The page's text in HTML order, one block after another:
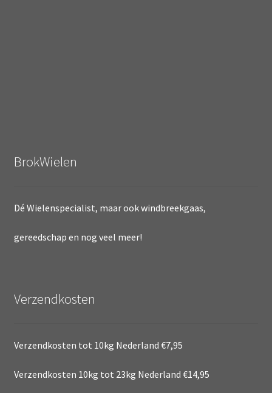
BrokWielen
Dé Wielenspecialist, maar ook windbreekgaas,
gereedschap en nog veel meer!
Verzendkosten
Verzendkosten tot 10kg Nederland €7,95
Verzendkosten 10kg tot 23kg Nederland €14,95